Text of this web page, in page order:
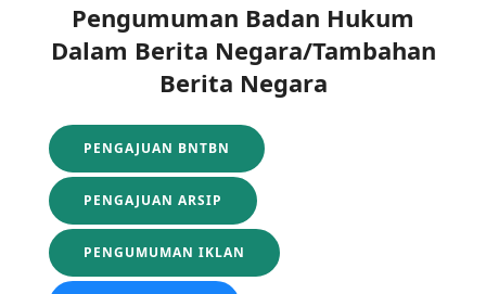
Pengumuman Badan Hukum
Dalam Berita Negara/Tambahan
Berita Negara
PENGAJUAN BNTBN
PENGAJUAN ARSIP
PENGUMUMAN IKLAN